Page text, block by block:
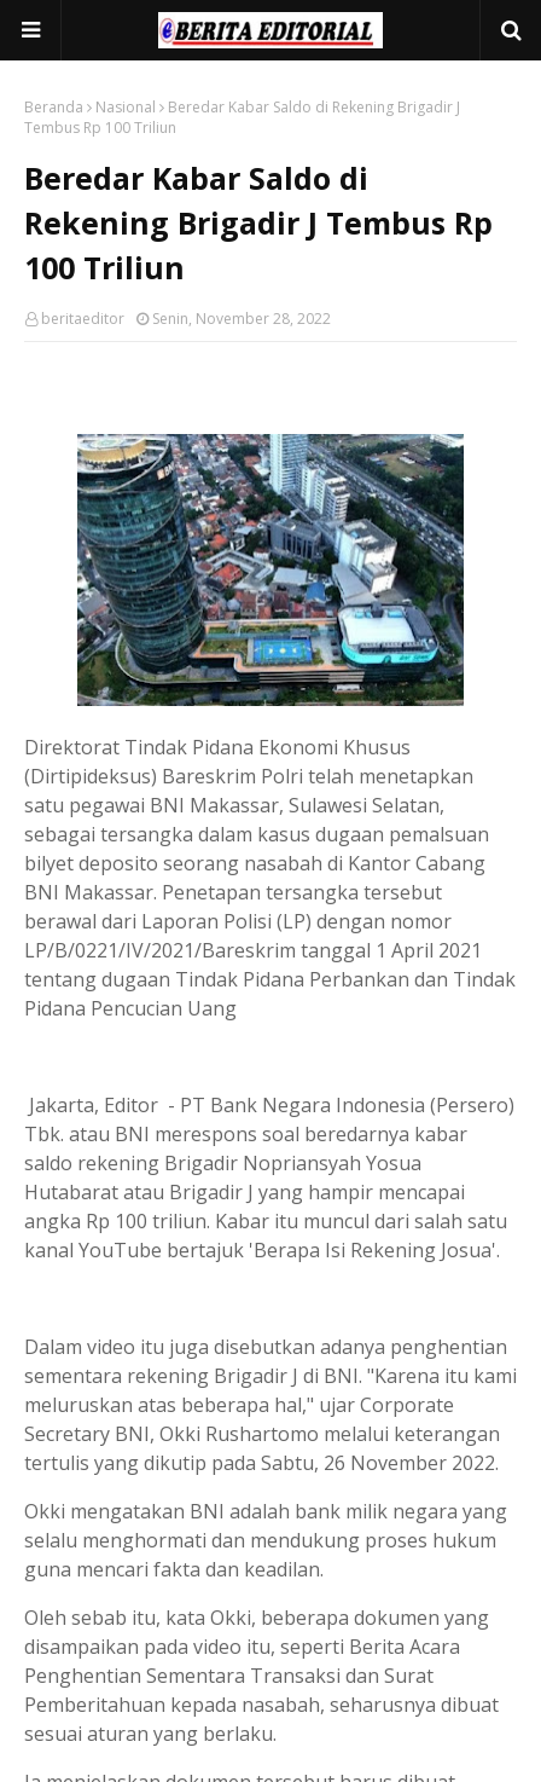
Beranda Nasional
Beredar Kabar Saldo di Rekening Brigadir J
Tembus Rp 100 Triliun
Beredar Kabar Saldo di
Rekening Brigadir J Tembus Rp
100 Triliun
beritaeditor Senin, November 28, 2022
Direktorat Tindak Pidana Ekonomi Khusus
(Dirtipideksus) Bareskrim Polri telah menetapkan
satu pegawai BNI Makassar, Sulawesi Selatan,
sebagai tersangka dalam kasus dugaan pemalsuan
bilyet deposito seorang nasabah di Kantor Cabang
BNI Makassar. Penetapan tersangka tersebut
berawal dari Laporan Polisi (LP) dengan nomor
LP/B/0221/IV/2021/Bareskrim tanggal 1 April 2021
tentang dugaan Tindak Pidana Perbankan dan Tindak
Pidana Pencucian Uang
Jakarta, Editor - PT Bank Negara Indonesia (Persero)
Tbk. atau BNI merespons soal beredarnya kabar
saldo rekening Brigadir Nopriansyah Yosua
Hutabarat atau Brigadir J yang hampir mencapai
angka Rp 100 triliun. Kabar itu muncul dari salah satu
kanal YouTube bertajuk 'Berapa Isi Rekening Josua'.
Dalam video itu juga disebutkan adanya penghentian
sementara rekening Brigadir J di BNI. "Karena itu kami
meluruskan atas beberapa hal," ujar Corporate
Secretary BNI, Okki Rushartomo melalui keterangan
tertulis yang dikutip pada Sabtu, 26 November 2022.
Okki mengatakan BNI adalah bank milik negara yang
selalu menghormati dan mendukung proses hukum
guna mencari fakta dan keadilan.
Oleh sebab itu, kata Okki, beberapa dokumen yang
disampaikan pada video itu, seperti Berita Acara
Penghentian Sementara Transaksi dan Surat
Pemberitahuan kepada nasabah, seharusnya dibuat
sesuai aturan yang berlaku.